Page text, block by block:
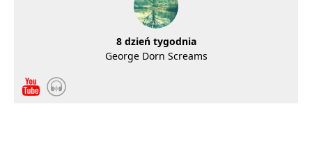
8 dzień tygodnia
George Dorn Screams